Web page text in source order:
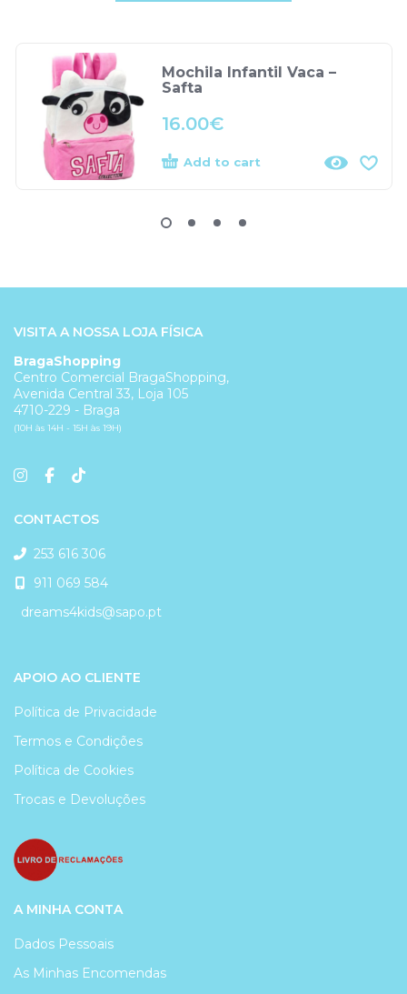
Mochila Infantil Vaca –
Safta
16.00€
Add to cart
VISITA A NOSSA LOJA FÍSICA
BragaShopping
Centro Comercial BragaShopping,
Avenida Central 33, Loja 105
4710-229 - Braga
(10H às 14H - 15H às 19H)
CONTACTOS
253 616 306
911 069 584
dreams4kids@sapo.pt
APOIO AO CLIENTE
Política de Privacidade
Termos e Condições
Política de Cookies
Trocas e Devoluções
A MINHA CONTA
Dados Pessoais
As Minhas Encomendas